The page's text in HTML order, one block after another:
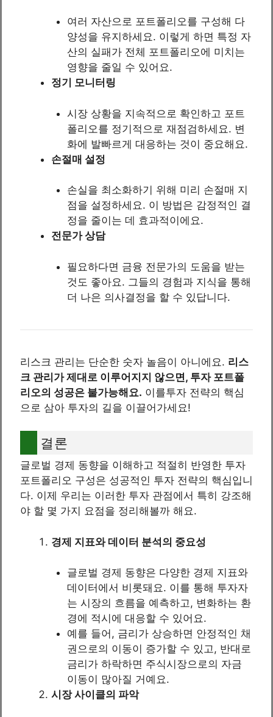
여러 자산으로 포트폴리오를 구성해 다
양성을 유지하세요. 이렇게 하면 특정 자
산의 실패가 전체 포트폴리오에 미치는
영향을 줄일 수 있어요.
정기 모니터링
시장 상황을 지속적으로 확인하고 포트
폴리오를 정기적으로 재점검하세요. 변
화에 발빠르게 대응하는 것이 중요해요.
손절매 설정
손실을 최소화하기 위해 미리 손절매 지
점을 설정하세요. 이 방법은 감정적인 결
정을 줄이는 데 효과적이에요.
전문가 상담
필요하다면 금융 전문가의 도움을 받는
것도 좋아요. 그들의 경험과 지식을 통해
더 나은 의사결정을 할 수 있답니다.
리스크 관리는 단순한 숫자 놀음이 아니에요. 리스
크 관리가 제대로 이루어지지 않으면, 투자 포트폴
리오의 성공은 불가능해요. 이를투자 전략의 핵심
으로 삼아 투자의 길을 이끌어가세요!
결론
글로벌 경제 동향을 이해하고 적절히 반영한 투자
포트폴리오 구성은 성공적인 투자 전략의 핵심입니
다. 이제 우리는 이러한 투자 관점에서 특히 강조해
야 할 몇 가지 요점을 정리해볼까 해요.
경제 지표와 데이터 분석의 중요성
글로벌 경제 동향은 다양한 경제 지표와
데이터에서 비롯돼요. 이를 통해 투자자
는 시장의 흐름을 예측하고, 변화하는 환
경에 적시에 대응할 수 있어요.
예를 들어, 금리가 상승하면 안정적인 채
권으로의 이동이 증가할 수 있고, 반대로
금리가 하락하면 주식시장으로의 자금
이동이 많아질 거예요.
시장 사이클의 파악